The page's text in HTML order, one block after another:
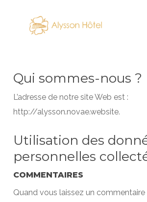
Qui sommes-nous ?
L’adresse de notre site Web est :
http://alysson.novae.website.
Utilisation des
personnelles
COMMENTAIRES
Quand vous laissez un